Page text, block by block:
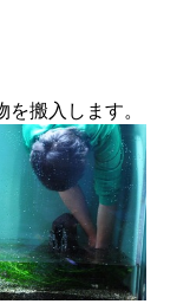
搬入します。